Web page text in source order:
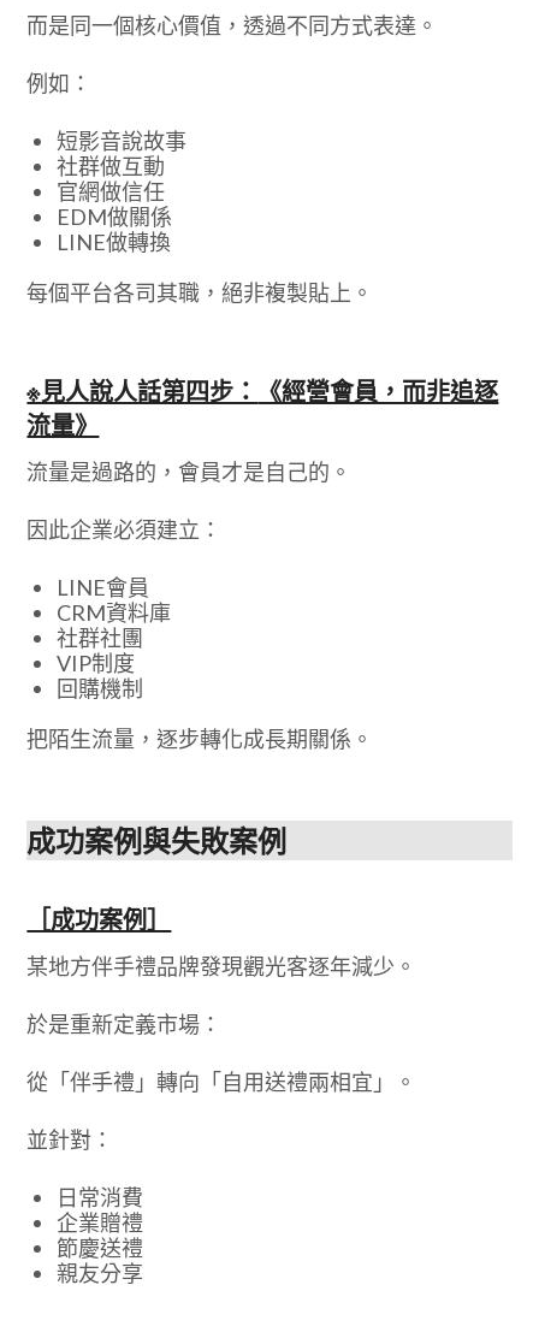
而是同一個核心價值，透過不同方式表達。
例如：
短影音說故事
社群做互動
官網做信任
EDM做關係
LINE做轉換
每個平台各司其職，絕非複製貼上。
※見人說人話第四步：
《經營會員，而非追逐
流量》
流量是過路的，會員才是自己的。
因此企業必須建立：
LINE會員
CRM資料庫
社群社團
VIP制度
回購機制
把陌生流量，逐步轉化成長期關係。
成功案例與失敗案例
［成功案例］
某地方伴手禮品牌發現觀光客逐年減少。
於是重新定義市場：
從「伴手禮」轉向「自用送禮兩相宜」。
並針對：
日常消費
企業贈禮
節慶送禮
親友分享